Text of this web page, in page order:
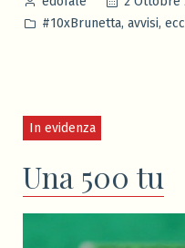
da
Pubblicato
#10xBrunetta, avvisi,
In evidenza
Una 500 tu